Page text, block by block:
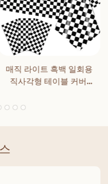
매직 라이트 흑백 일회용
직사각형 테이블 커버,
체커, 실내/실외 장식용